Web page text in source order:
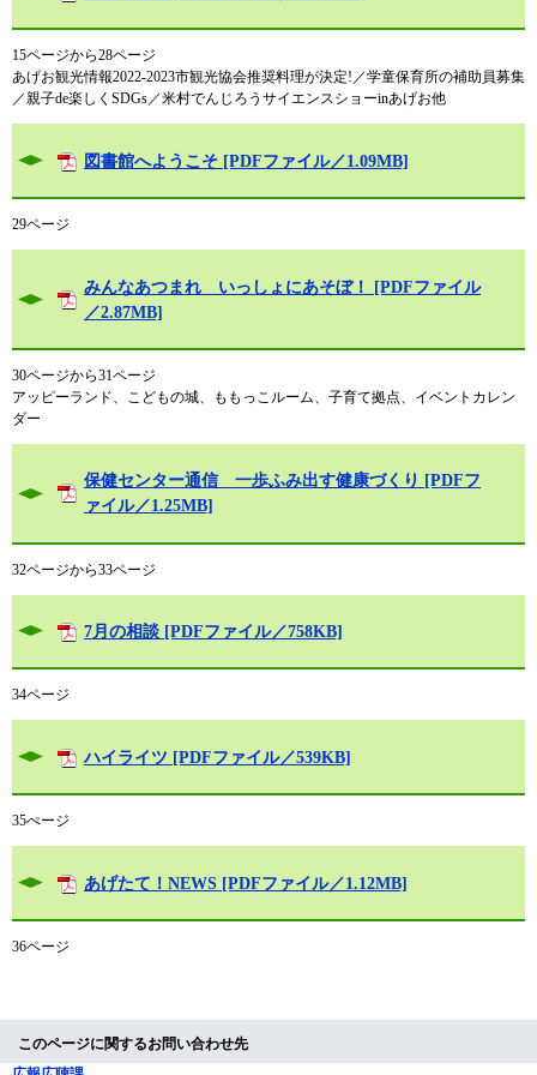
15ページから28ページ
あげお観光情報2022-2023市観光協会推奨料理が決定!／学童保育所の補助員募集
／親子de楽しくSDGs／米村でんじろうサイエンスショーinあげお他
図書館へようこそ [PDFファイル／1.09MB]
29ページ
みんなあつまれ いっしょにあそぼ！ [PDFファイル
／2.87MB]
30ページから31ページ
アッピーランド、こどもの城、ももっこルーム、子育て拠点、イベントカレン
ダー
保健センター通信 一歩ふみ出す健康づくり [PDFフ
ァイル／1.25MB]
32ページから33ページ
7月の相談 [PDFファイル／758KB]
34ページ
ハイライツ [PDFファイル／539KB]
35ぺージ
あげたて！NEWS [PDFファイル／1.12MB]
36ページ
このページに関するお問い合わせ先